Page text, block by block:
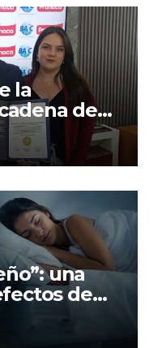
la
de
una
de
física y